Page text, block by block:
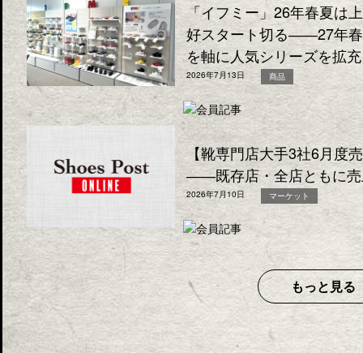
「イフミー」26年春夏は
好スタート切る――27年
を軸に人気シリーズを拡充
2026年7月13日 商品
【靴専門店大手3社6月度
――既存店・全店ともに売
2026年7月10日 マーケット
もっと見る